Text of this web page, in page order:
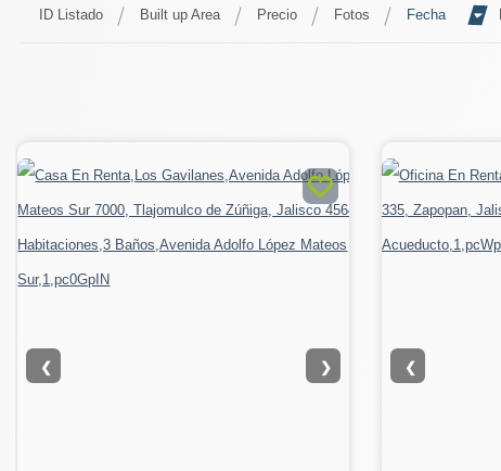
ID Listado Built up Area Precio Fotos Fecha
❮ ❯ ❮